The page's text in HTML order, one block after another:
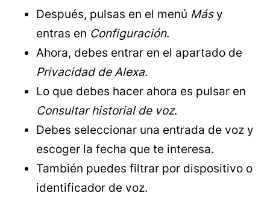
Después, pulsas en el menú Másy
entras en Configuración.
Ahora, debes entrar en el apartado de
Privacidad de Alexa.
Lo que debes hacer ahora es pulsar en
Consultar historial de voz.
Debes seleccionar una entrada de voz y
escoger la fecha que te interesa.
También puedes filtrar por dispositivo o
identificador de voz.